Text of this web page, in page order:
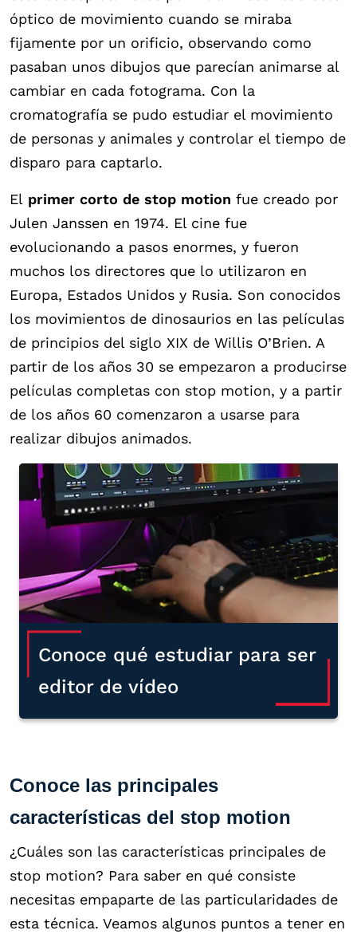
óptico de movimiento cuando se miraba
fijamente por un orificio, observando como
pasaban unos dibujos que parecían animarse al
cambiar en cada fotograma. Con la
cromatografía se pudo estudiar el movimiento
de personas y animales y controlar el tiempo de
disparo para captarlo.
El primer corto de stop motion fue creado por
Julen Janssen en 1974. El cine fue
evolucionando a pasos enormes, y fueron
muchos los directores que lo utilizaron en
Europa, Estados Unidos y Rusia. Son conocidos
los movimientos de dinosaurios en las películas
de principios del siglo XIX de Willis O’Brien. A
partir de los años 30 se empezaron a producirse
películas completas con stop motion, y a partir
de los años 60 comenzaron a usarse para
realizar dibujos animados.
Conoce qué estudiar para ser
editor de vídeo
Conoce las principales
características del stop motion
¿Cuáles son las características principales de
stop motion? Para saber en qué consiste
necesitas empaparte de las particularidades de
esta técnica. Veamos algunos puntos a tener en